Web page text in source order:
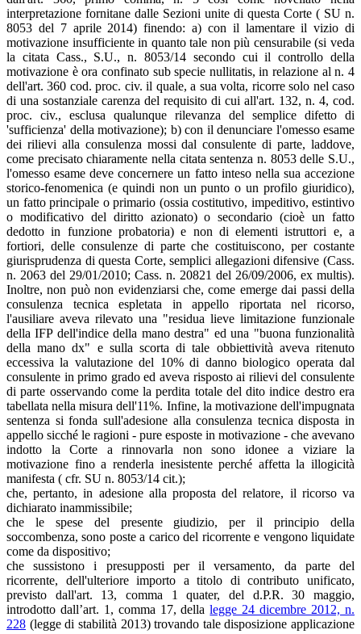
interpretazione fornitane dalle Sezioni unite di questa Corte ( SU n.
8053 del 7 aprile 2014) finendo: a) con il lamentare il vizio di
motivazione insufficiente in quanto tale non più censurabile (si veda
la citata Cass., S.U., n. 8053/14 secondo cui il controllo della
motivazione è ora confinato sub specie nullitatis, in relazione al n. 4
dell'art. 360 cod. proc. civ. il quale, a sua volta, ricorre solo nel caso
di una sostanziale carenza del requisito di cui all'art. 132, n. 4, cod.
proc. civ., esclusa qualunque rilevanza del semplice difetto di
'sufficienza' della motivazione); b) con il denunciare l'omesso esame
dei rilievi alla consulenza mossi dal consulente di parte, laddove,
come precisato chiaramente nella citata sentenza n. 8053 delle S.U.,
l'omesso esame deve concernere un fatto inteso nella sua accezione
storico-fenomenica (e quindi non un punto o un profilo giuridico),
un fatto principale o primario (ossia costitutivo, impeditivo, estintivo
o modificativo del diritto azionato) o secondario (cioè un fatto
dedotto in funzione probatoria) e non di elementi istruttori e, a
fortiori, delle consulenze di parte che costituiscono, per costante
giurisprudenza di questa Corte, semplici allegazioni difensive (Cass.
n. 2063 del 29/01/2010; Cass. n. 20821 del 26/09/2006, ex multis).
Inoltre, non può non evidenziarsi che, come emerge dai passi della
consulenza tecnica espletata in appello riportata nel ricorso,
l'ausiliare aveva rilevato una "residua lieve limitazione funzionale
della IFP dell'indice della mano destra" ed una "buona funzionalità
della mano dx" e sulla scorta di tale obbiettività aveva ritenuto
eccessiva la valutazione del 10% di danno biologico operata dal
consulente in primo grado ed aveva risposto ai rilievi del consulente
di parte osservando come la perdita totale del dito indice destro era
tabellata nella misura dell'11%. Infine, la motivazione dell'impugnata
sentenza si fonda sull'adesione alla consulenza tecnica disposta in
appello sicché le ragioni - pure esposte in motivazione - che avevano
indotto la Corte a rinnovarla non sono idonee a viziare la
motivazione fino a renderla inesistente perché affetta la illogicità
manifesta ( cfr. SU n. 8053/14 cit.);
che, pertanto, in adesione alla proposta del relatore, il ricorso va
dichiarato inammissibile;
che le spese del presente giudizio, per il principio della
soccombenza, sono poste a carico del ricorrente e vengono liquidate
come da dispositivo;
che sussistono i presupposti per il versamento, da parte del
ricorrente, dell'ulteriore importo a titolo di contributo unificato,
previsto dall'art. 13, comma 1 quater, del d.P.R. 30 maggio,
introdotto dall’art. 1, comma 17, dellalegge 24 dicembre 2012, n.
228 (legge di stabilità 2013) trovando tale disposizione applicazione